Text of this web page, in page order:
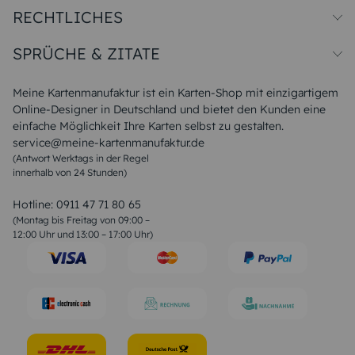
Meine Kartenmanufaktur ist ein Karten-Shop mit einzigartigem
Online-Designer in Deutschland und bietet den Kunden eine
einfache Möglichkeit Ihre Karten selbst zu gestalten.
service@meine-kartenmanufaktur.de
(Antwort Werktags in der Regel
innerhalb von 24 Stunden)
Hotline: 0911 47 71 80 65
(Montag bis Freitag von 09:00 –
12:00 Uhr und 13:00 – 17:00 Uhr)
Papiersorten
Unsere Produktion
Magazin
FAQ
RECHTLICHES
Widerrufsbelehrung
SPRÜCHE & ZITATE
Liebeskummer Sprüche
Sommer Sprüche
Muttertagssprüche
Sprüche zur Hochzeit
Sprüche zur Konfirmation & Kommunion
Weihnachtsgedichte
Liebessprüche
Geburtstagssprüche
Trauersprüche
Konfirmation Glückwünsche